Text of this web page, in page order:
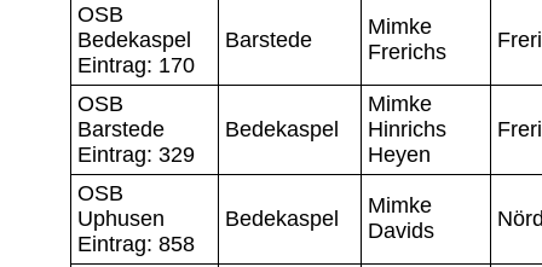
OSB
Bedekaspel
Eintrag: 170
Barstede
Mimke
Frerichs
OSB
Barstede
Eintrag: 329
Bedekaspel
Mimke
Hinrichs
Heyen
OSB
Uphusen
Eintrag: 858
Bedekaspel
Mimke
Davids